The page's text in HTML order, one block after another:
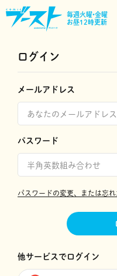
毎週火曜•金曜
お昼12時更新
ログイン
メールアドレス
パスワード
パスワードの変更、または忘
他サービスでログイン